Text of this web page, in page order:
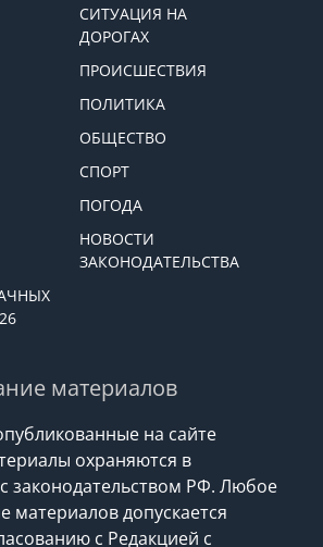
СИТУАЦИЯ НА
ДОРОГАХ
ПРОИСШЕСТВИЯ
ПОЛИТИКА
ОБЩЕСТВО
СПОРТ
ПОГОДА
НОВОСТИ
ЗАКОНОДАТЕЛЬСТВА
материалов
на сайте
охраняются в
законодательством РФ. Любое
материалов допускается
с Редакцией с